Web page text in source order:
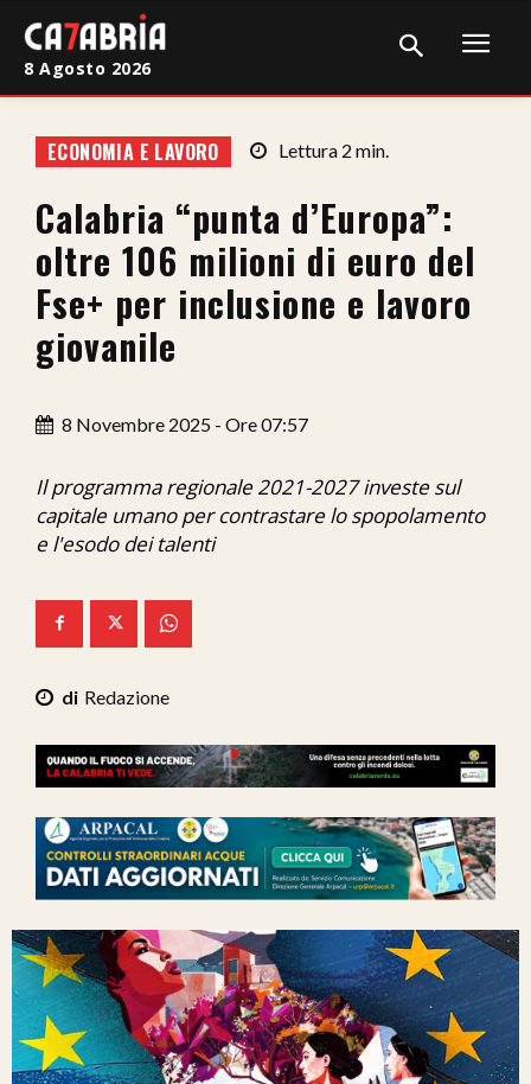
Cronaca
Giudiziaria
Politica
Sport
Sanità
Economia
Ita-Mondo
C7 Play
We Calabria
Mix Zone
8 Agosto 2026
ECONOMIA E LAVORO Lettura 2 min.
Calabria “punta d’Europa”:
oltre 106 milioni di euro del
Fse+ per inclusione e lavoro
giovanile
8 Novembre 2025 - Ore 07:57
Il programma regionale 2021-2027 investe sul
capitale umano per contrastare lo spopolamento
e l'esodo dei talenti
Redazione